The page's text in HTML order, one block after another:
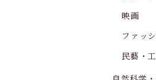
映画
ファッ
民藝・